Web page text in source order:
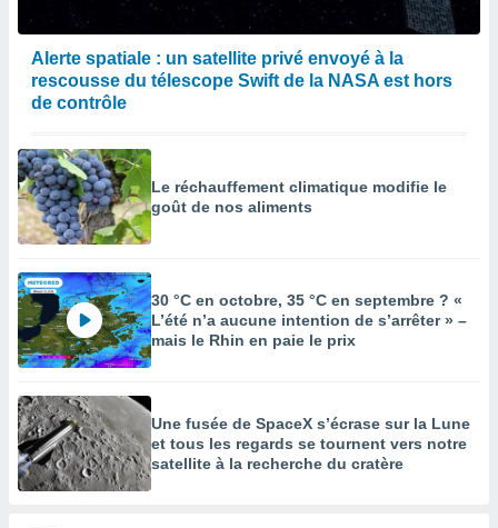
Alerte spatiale : un satellite privé envoyé à la
rescousse du télescope Swift de la NASA est hors
de contrôle
Le réchauffement climatique modifie le
goût de nos aliments
30 °C en octobre, 35 °C en septembre ? «
L’été n’a aucune intention de s’arrêter » –
mais le Rhin en paie le prix
Une fusée de SpaceX s’écrase sur la Lune
et tous les regards se tournent vers notre
satellite à la recherche du cratère